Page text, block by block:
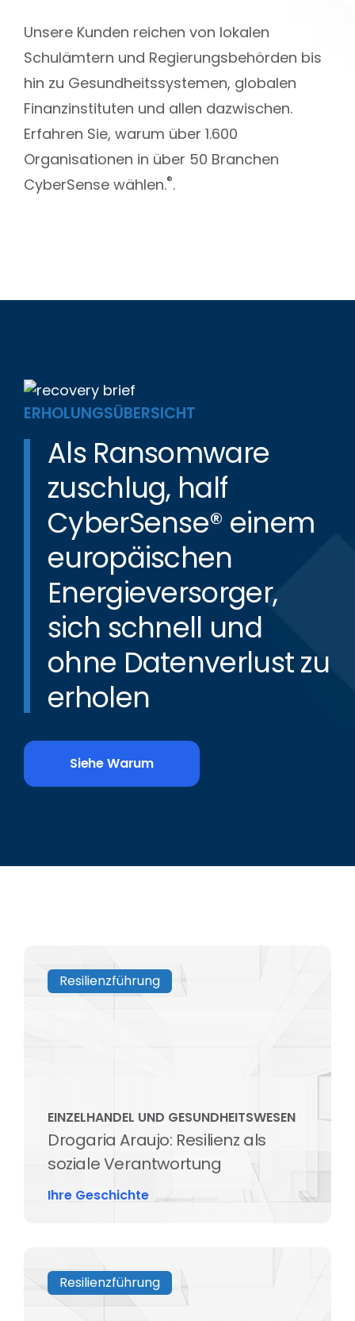
Unsere Kunden reichen von lokalen
Schulämtern und Regierungsbehörden bis
hin zu Gesundheitssystemen, globalen
Finanzinstituten und allen dazwischen.
Erfahren Sie, warum über 1.600
Organisationen in über 50 Branchen
CyberSense wählen.®.
ERHOLUNGSÜBERSICHT
Als Ransomware
zuschlug, half
CyberSense® einem
europäischen
Energieversorger,
sich schnell und
ohne Datenverlust zu
erholen
Siehe Warum
Resilienzführung
EINZELHANDEL UND GESUNDHEITSWESEN
Drogaria Araujo: Resilienz als
soziale Verantwortung
Ihre Geschichte
Resilienzführung